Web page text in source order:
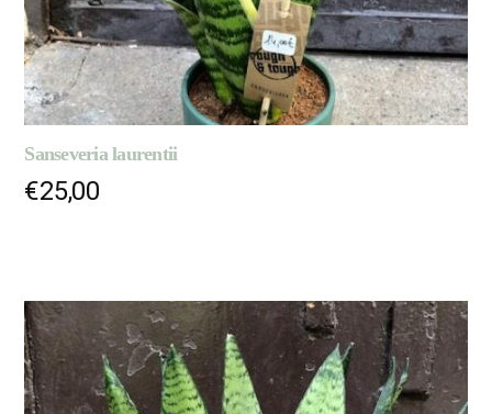
Sanseveria laurentii
€25,00